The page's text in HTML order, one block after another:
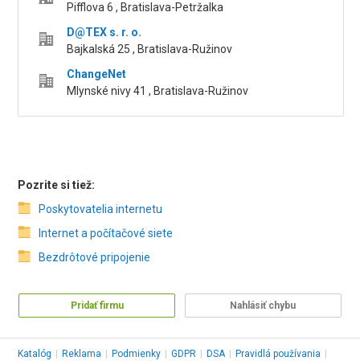
Pifflova 6 , Bratislava-Petržalka
D@TEX s. r. o.
Bajkalská 25 , Bratislava-Ružinov
ChangeNet
Mlynské nivy 41 , Bratislava-Ružinov
Pozrite si tiež:
Poskytovatelia internetu
Internet a počítačové siete
Bezdrôtové pripojenie
Pridať firmu Nahlásiť chybu
Katalóg Reklama Podmienky GDPR DSA Pravidlá používania